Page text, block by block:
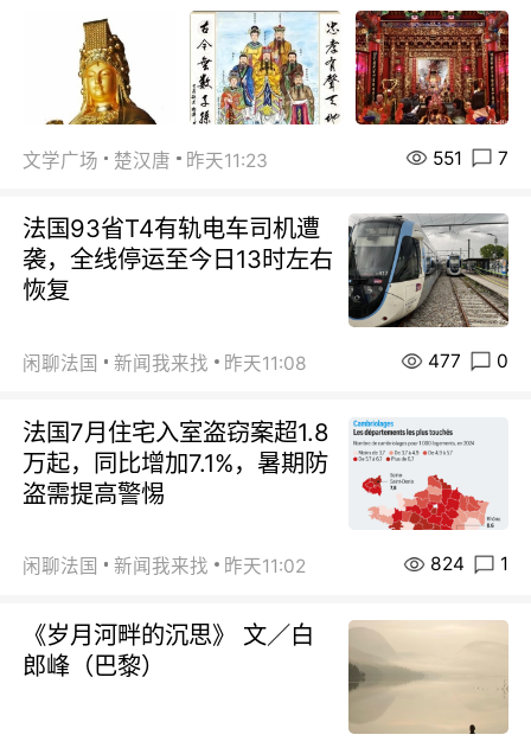
文学广场 楚汉唐 昨天11:23 551 7
法国93省T4有轨电车司机遭
袭，全线停运至今日13时左右
恢复
闲聊法国 新闻我来找 昨天11:08 477 0
法国7月住宅入室盗窃案超1.8
万起，同比增加7.1%，暑期防
盗需提高警惕
闲聊法国 新闻我来找 昨天11:02 824 1
《岁月河畔的沉思》 文／白
郎峰（巴黎）